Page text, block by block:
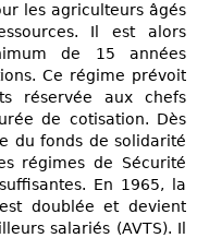
les agriculteurs âgés
Il est alors
de 15 années
Ce régime prévoit
réservée aux chefs
de cotisation. Dès
du fonds de solidarité
régimes de Sécurité
En 1965, la
doublée et devient
salariés (AVTS). Il